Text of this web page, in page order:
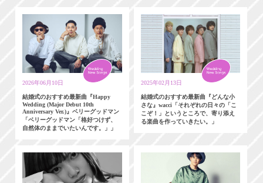
2026年06月10日
結婚式のおすすめ最新曲『Happy
Wedding (Major Debut 10th
Anniversary Ver.)』ベリーグッドマン
「ベリーグッドマン「格好つけず、
自然体のままでいたいんです。」」
2025年02月13日
結婚式のおすすめ最新曲『どんな小
さな』wacci「それぞれの日々の「こ
こぞ！」というところで、寄り添え
る楽曲を作っていきたい。」